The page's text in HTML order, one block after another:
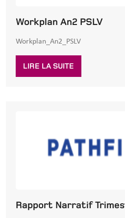
Workplan An2 PSLV
Workplan_An2_PSLV
LIRE LA SUITE
Rapport Narratif